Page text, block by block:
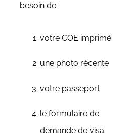
besoin de :
votre COE imprimé
une photo récente
votre passeport
le formulaire de
demande de visa